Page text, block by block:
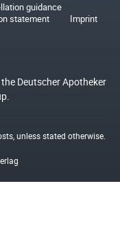
guidance
statement
Imprint
Deutscher Apotheker
, unless stated otherwise.